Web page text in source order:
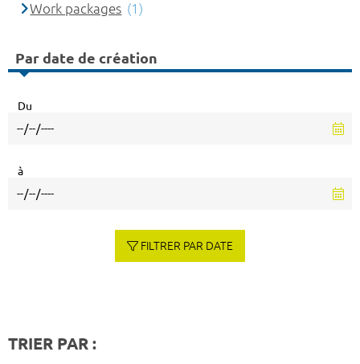
Work packages (1)
Par date de création
Du
à
FILTRER PAR DATE
TRIER PAR :